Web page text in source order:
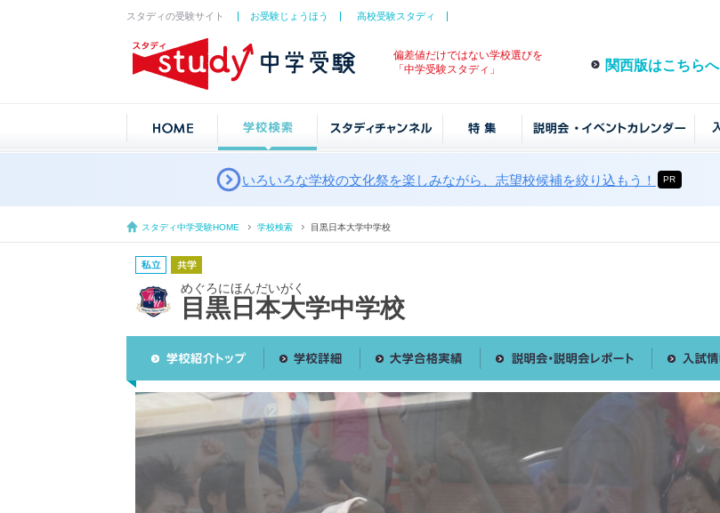
スタディの受験サイト お受験じょうほう 高校受験スタディ
偏差値だけではない学校選びを
「中学受験スタディ」
関西版はこちらへ
いろいろな学校の文化祭を楽しみながら、志望校候補を絞り込もう！ PR
スタディ中学受験HOME 学校検索 目黒日本大学中学校
めぐろにほんだいがく
目黒日本大学中学校